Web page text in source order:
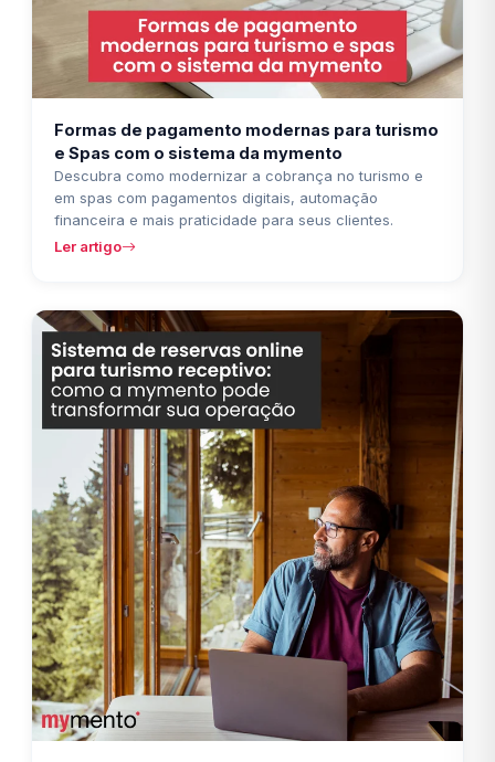
Formas de pagamento modernas para turismo
e Spas com o sistema da mymento
Descubra como modernizar a cobrança no turismo e
em spas com pagamentos digitais, automação
financeira e mais praticidade para seus clientes.
Ler artigo